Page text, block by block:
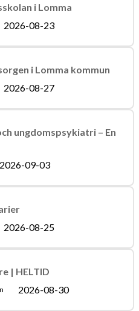
i Lomma
2026-08-23
i Lomma kommun
2026-08-27
ungdomspsykiatri – En
2026-09-03
2026-08-25
| HELTID
2026-08-30